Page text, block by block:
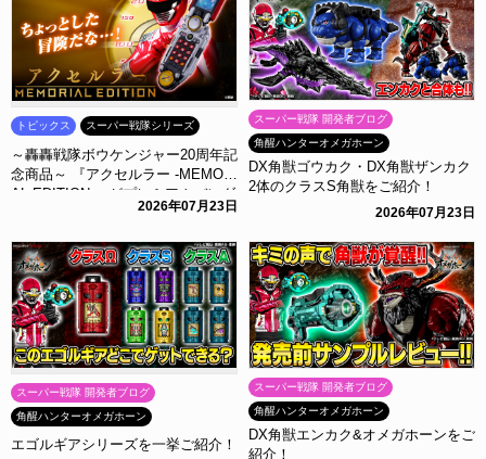
トピックス スーパー戦隊シリーズ
～轟轟戦隊ボウケンジャー20周年記
念商品～ 『アクセルラー -MEMORI
AL EDITION-』がプレミアムバンダ
2026年07月23日
スーパー戦隊 開発者ブログ
角醒ハンターオメガホーン
DX角獣ゴウカク・DX角獣ザンカク
2体のクラスS角獣をご紹介！
2026年07月23日
スーパー戦隊 開発者ブログ
角醒ハンターオメガホーン
エゴルギアシリーズを一挙ご紹介！
スーパー戦隊 開発者ブログ
角醒ハンターオメガホーン
DX角獣エンカク&オメガホーンをご
紹介！